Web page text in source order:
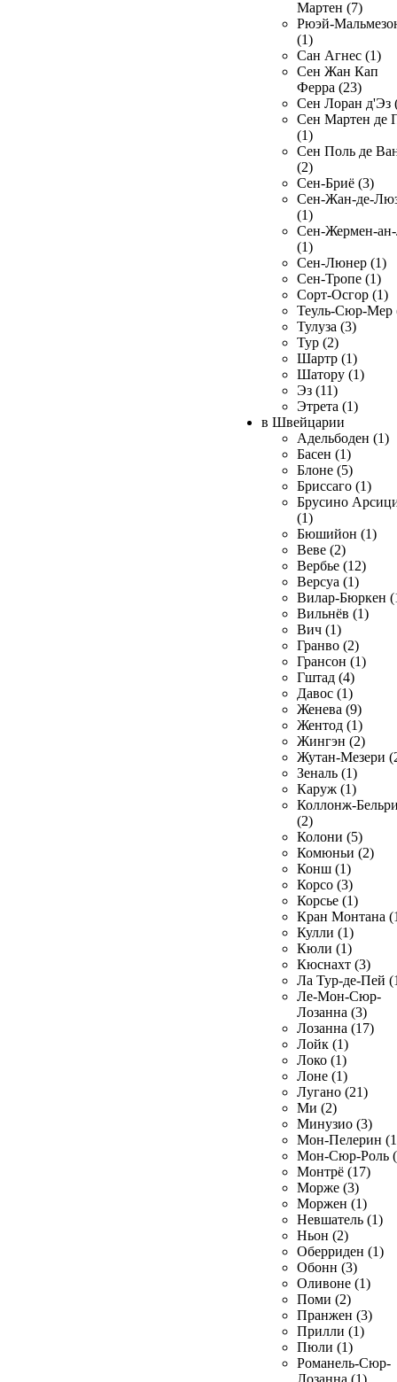
Мартен (7)
Рюэй-
(1)
Сан Агнес (1)
Сен Жан Кап
Ферра (23)
Сен Лоран д'Эз
Сен Мартен де
(1)
Сен Поль де
(2)
Сен-Бриё (3)
Сен-Жан-де-
(1)
Сен-Жермен-
(1)
Сен-Люнер (1)
Сен-Тропе (1)
Сорт-Осгор (1)
Теуль-Сюр-Мер
Тулуза (3)
Тур (2)
Шартр (1)
Шатору (1)
Эз (11)
Этрета (1)
в Швейцарии
Адельбоден (1)
Басен (1)
Блоне (5)
Бриссаго (1)
Брусино
(1)
Бюшийон (1)
Веве (2)
Вербье (12)
Версуа (1)
Вилар-Бюркен
Вильнёв (1)
Вич (1)
Гранво (2)
Грансон (1)
Гштад (4)
Давос (1)
Женева (9)
Жентод (1)
Жингэн (2)
Жутан-Мезери
Зеналь (1)
Каруж (1)
Коллонж-
(2)
Колони (5)
Комюньи (2)
Конш (1)
Корсо (3)
Корсье (1)
Кран Монтана
Кулли (1)
Кюли (1)
Кюснахт (3)
Ла Тур-де-Пей
Ле-Мон-Сюр-
Лозанна (3)
Лозанна (17)
Лойк (1)
Локо (1)
Лоне (1)
Лугано (21)
Ми (2)
Минузио (3)
Мон-Пелерин
Мон-Сюр-Роль
Монтрё (17)
Морже (3)
Моржен (1)
Невшатель (1)
Ньон (2)
Оберриден (1)
Обонн (3)
Оливоне (1)
Поми (2)
Пранжен (3)
Прилли (1)
Пюли (1)
Романель-Сюр-
Лозанна (1)